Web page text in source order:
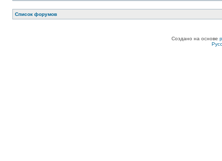
Список форумов
Создано на основе